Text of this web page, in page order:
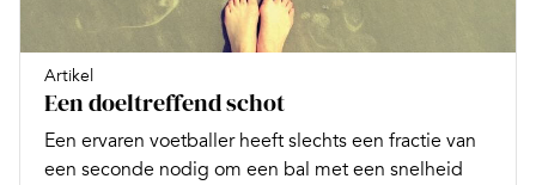
Artikel
Een doeltreffend schot
Een ervaren voetballer heeft slechts een fractie van
een seconde nodig om een bal met een snelheid